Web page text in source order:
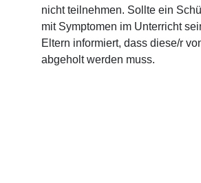
nicht teilnehmen. Sollte ein
mit Symptomen im Unterricht
Eltern informiert, dass diese/r
abgeholt werden muss.